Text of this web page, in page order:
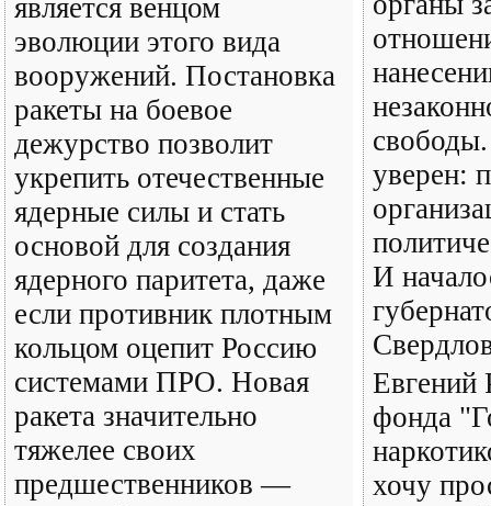
является венцом
эволюции этого вида
вооружений. Постановка
ракеты на боевое
дежурство позволит
укрепить отечественные
ядерные силы и стать
основой для создания
ядерного паритета, даже
если противник плотным
кольцом оцепит Россию
системами ПРО. Новая
ракета значительно
тяжелее своих
предшественников —
уверен:
И
Евгений
фонда
хочу